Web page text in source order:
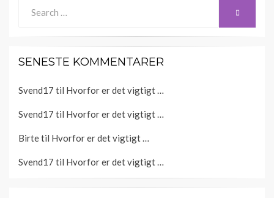
for:
SEARCH
SENESTE KOMMENTARER
Svend17 til Hvorfor er det vigtigt …
Svend17 til Hvorfor er det vigtigt …
Birtetil Hvorfor er det vigtigt …
Svend17 til Hvorfor er det vigtigt …